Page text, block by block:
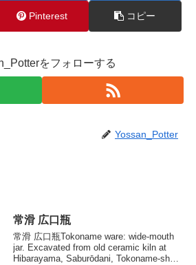
Pinterest コピー
をフォローする
Yossan_Potter
常滑 広口瓶
常滑 広口瓶Tokoname ware: wide-mouth
jar. Excavated from old ceramic kiln at
Hibarayama, Saburōdani, Tokoname-shi,